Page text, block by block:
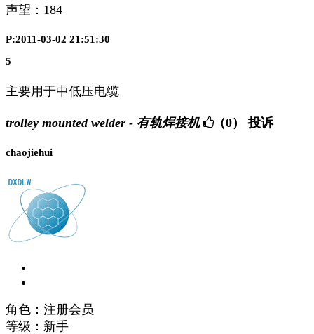
声望： 184
P:2011-03-02 21:51:30
5
主要用于中低压电缆
trolley mounted welder - 有轨焊接机 （0） 投诉
chaojiehui
角色：注册会员
等级：新手